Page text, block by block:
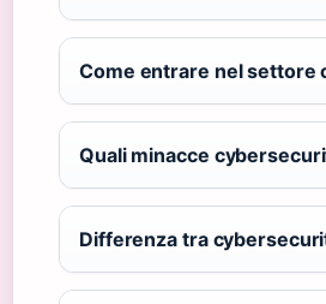
Come entrare nel settore
Quali minacce
Differenza tra